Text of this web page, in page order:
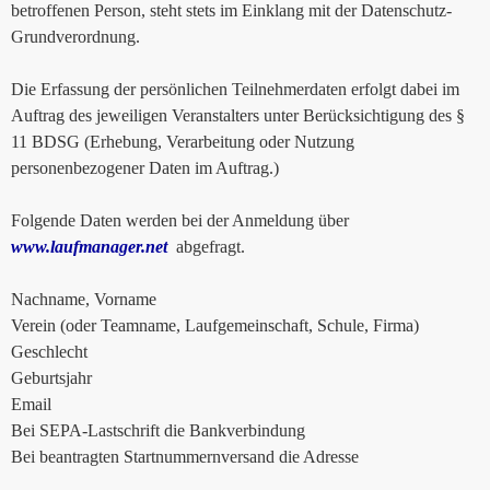
betroffenen Person, steht stets im Einklang mit der Datenschutz-
Grundverordnung.
Die Erfassung der persönlichen Teilnehmerdaten erfolgt dabei im
Auftrag des jeweiligen Veranstalters unter Berücksichtigung des §
11 BDSG (Erhebung, Verarbeitung oder Nutzung
personenbezogener Daten im Auftrag.)
Folgende Daten werden bei der Anmeldung über
www.laufmanager.netabgefragt.
Nachname, Vorname
Verein (oder Teamname, Laufgemeinschaft, Schule, Firma)
Geschlecht
Geburtsjahr
Email
Bei SEPA-Lastschrift die Bankverbindung
Bei beantragten Startnummernversand die Adresse